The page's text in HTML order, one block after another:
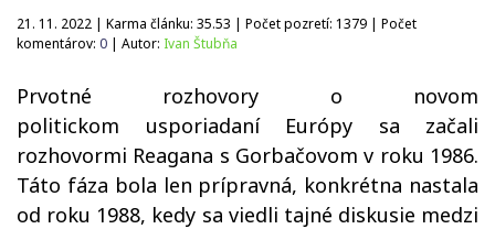
21. 11. 2022 | Karma článku: 35.53 | Počet pozretí: 1379 | Počet
komentárov: 0 | Autor: Ivan Štubňa
Prvotné rozhovory o novom
politickom usporiadaní Európy sa začali
rozhovormi Reagana s Gorbačovom v roku 1986.
Táto fáza bola len prípravná, konkrétna nastala
od roku 1988, kedy sa viedli tajné diskusie medzi